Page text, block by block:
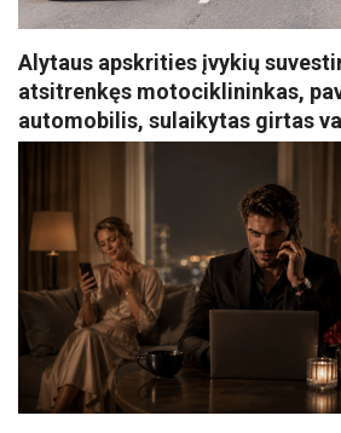
Alytaus apskrities įvykių
atsitrenkęs motociklininkas,
automobilis, sulaikytas girtas